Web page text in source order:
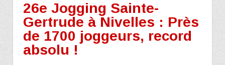
26e Jogging Sainte-
Gertrude à Nivelles : Près
de 1700 joggeurs, record
absolu !